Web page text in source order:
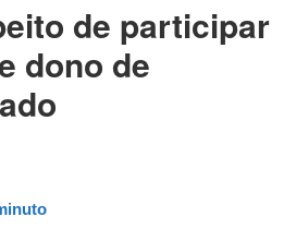
de participar
dono de